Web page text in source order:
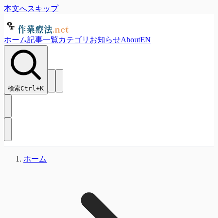
本文へスキップ
作業療法.net
ホーム記事一覧カテゴリ お知らせAboutEN
検索Ctrl+K
ホーム